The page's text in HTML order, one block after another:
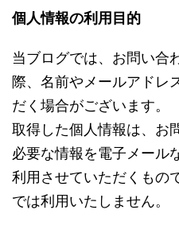
個人情報の利用目的
当ブログでは、お問い合
際、名前やメールアドレ
だく場合がございます。
取得した個人情報は、お
必要な情報を電子メール
利用させていただくもの
では利用いたしません。